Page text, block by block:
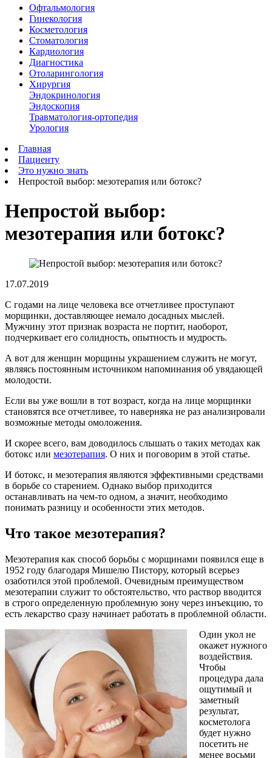
Офтальмология
Гинекология
Косметология
Стоматология
Кардиология
Диагностика
Отоларингология
Хирургия
Эндокринология
Эндоскопия
Травматология-ортопедия
Урология
Главная
Пациенту
Это нужно знать
Непростой выбор: мезотерапия или ботокс?
Непростой выбор:
мезотерапия или ботокс?
17.07.2019
С годами на лице человека все отчетливее проступают
морщинки, доставляющее немало досадных мыслей.
Мужчину этот признак возраста не портит, наоборот,
подчеркивает его солидность, опытность и мудрость.
А вот для женщин морщины украшением служить не могут,
являясь постоянным источником напоминания об увядающей
молодости.
Если вы уже вошли в тот возраст, когда на лице морщинки
становятся все отчетливее, то наверняка не раз анализировали
возможные методы омоложения.
И скорее всего, вам доводилось слышать о таких методах как
ботокс или мезотерапия. О них и поговорим в этой статье.
И ботокс, и мезотерапия являются эффективными средствами
в борьбе со старением. Однако выбор приходится
останавливать на чем-то одном, а значит, необходимо
понимать разницу и особенности этих методов.
Что такое мезотерапия?
Мезотерапия как способ борьбы с морщинами появился еще в
1952 году благодаря Мишелю Пистору, который всерьез
озаботился этой проблемой. Очевидным преимуществом
мезотерапии служит то обстоятельство, что раствор вводится
в строго определенную проблемную зону через инъекцию, то
есть лекарство сразу начинает работать в проблемной области.
Один укол не
окажет нужного
воздействия.
Чтобы
процедура дала
ощутимый и
заметный
результат,
косметолога
будет нужно
посетить не
менее восьми